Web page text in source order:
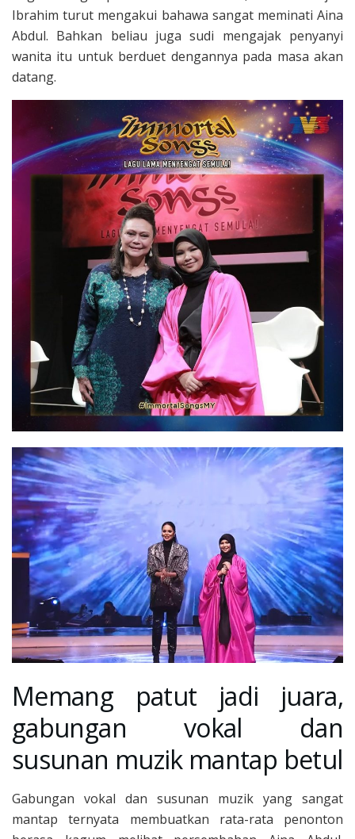
Ibrahim turut mengakui bahawa sangat meminati Aina
Abdul. Bahkan beliau juga sudi mengajak penyanyi
wanita itu untuk berduet dengannya pada masa akan
datang.
Memang patut jadi juara,
gabungan vokal dan
susunan muzik mantap betul
Gabungan vokal dan susunan muzik yang sangat
mantap ternyata membuatkan rata-rata penonton